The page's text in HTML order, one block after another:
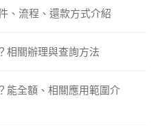
、流程、還款方式介紹
相關辦理與查詢方法
能全額、相關應用範圍介